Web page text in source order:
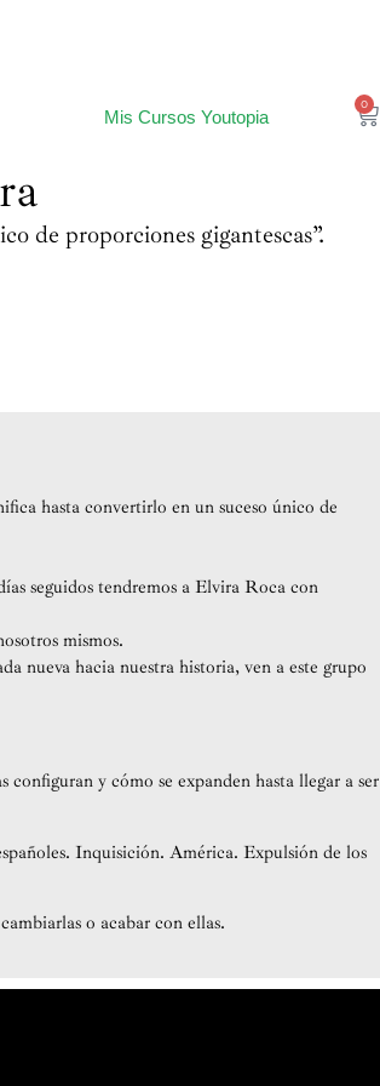
Mis Cursos Youtopia
0
de proporciones gigantescas”.
hasta convertirlo en un suceso único de
seguidos tendremos a Elvira Roca con
mismos.
nueva hacia nuestra historia, ven a este grupo
y cómo se expanden hasta llegar a ser
Inquisición. América. Expulsión de los
o acabar con ellas.